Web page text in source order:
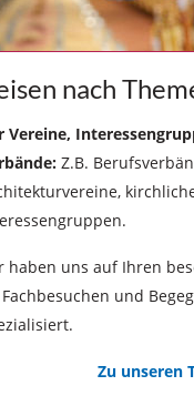
nach
Vereine,
Z.B.
haben uns auf Ihren
und
Zu unseren